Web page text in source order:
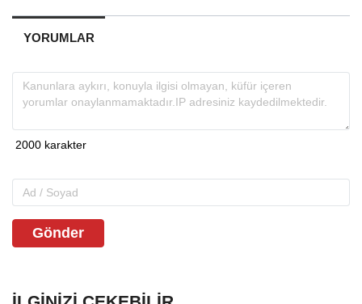
YORUMLAR
Gönder